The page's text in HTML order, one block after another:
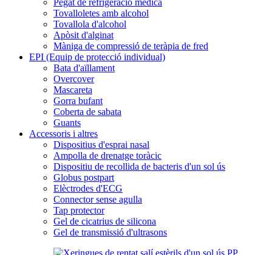
Tovalloletes amb alcohol
Tovallola d'alcohol
Apòsit d'alginat
Màniga de compressió de teràpia de fred
EPI (Equip de protecció individual)
Bata d'aïllament
Overcover
Mascareta
Gorra bufant
Coberta de sabata
Guants
Accessoris i altres
Dispositius d'esprai nasal
Ampolla de drenatge toràcic
Dispositiu de recollida de bacteris d'un sol ús
Globus postpart
Elèctrodes d'ECG
Connector sense agulla
Tap protector
Gel de cicatrius de silicona
Gel de transmissió d'ultrasons